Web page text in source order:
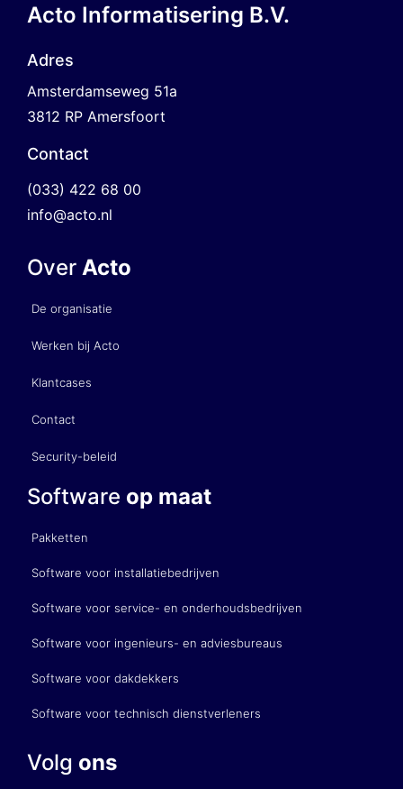
Acto Informatisering B.V.
Adres
Amsterdamseweg 51a
3812 RP Amersfoort
Contact
(033) 422 68 00
info@acto.nl
Over Acto
De organisatie
Werken bij Acto
Klantcases
Contact
Security-beleid
Software op maat
Pakketten
Software voor installatiebedrijven
Software voor service- en onderhoudsbedrijven
Software voor ingenieurs- en adviesbureaus
Software voor dakdekkers
Software voor technisch dienstverleners
Volg ons